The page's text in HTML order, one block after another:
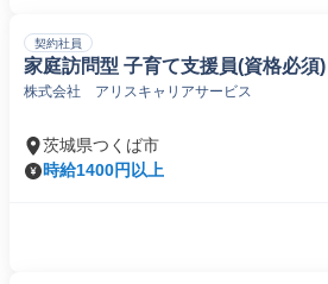
契約社員
家庭訪問型 子育て支援員(資格必須)
株式会社 アリスキャリアサービス
茨城県つくば市
時給1400円以上